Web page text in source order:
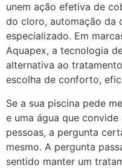
unem ação efetiva de
do cloro, automação da
especializado. Em
Aquapex, a tecnologia
alternativa ao
escolha de conforto,
Se a sua piscina pede
e uma água que
pessoas, a pergunta
mesmo. A pergunta
sentido manter um